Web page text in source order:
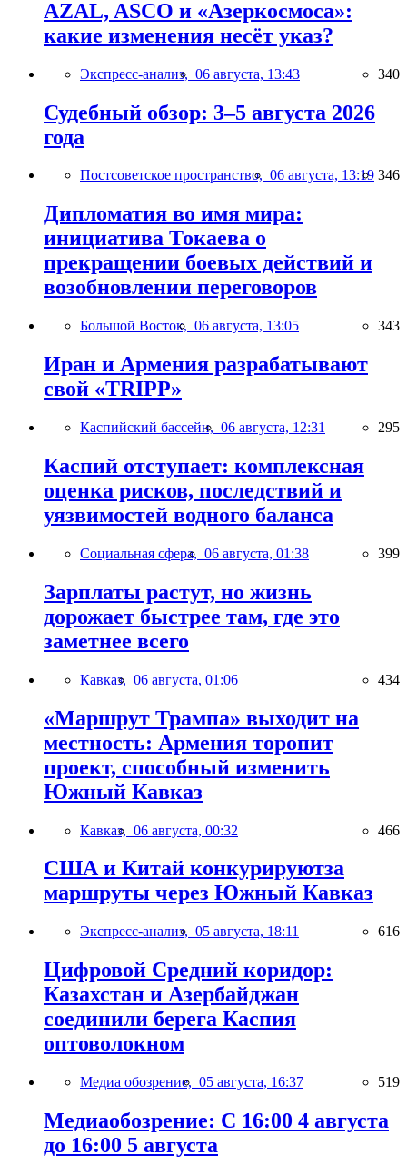
AZAL, ASCO и «Азеркосмоса»:
какие изменения несёт указ?
Экспресс-анализ, 06 августа, 13:43 340
Судебный обзор: 3–5 августа 2026
года
Постсоветское пространство, 06 августа, 13:19 346
Дипломатия во имя мира:
инициатива Токаева о
прекращении боевых действий и
возобновлении переговоров
Большой Восток, 06 августа, 13:05 343
Иран и Армения разрабатывают
свой «TRIPP»
Каспийский бассейн, 06 августа, 12:31 295
Каспий отступает: комплексная
оценка рисков, последствий и
уязвимостей водного баланса
Социальная сфера, 06 августа, 01:38 399
Зарплаты растут, но жизнь
дорожает быстрее там, где это
заметнее всего
Кавказ, 06 августа, 01:06 434
«Маршрут Трампа» выходит на
местность: Армения торопит
проект, способный изменить
Южный Кавказ
Кавказ, 06 августа, 00:32 466
США и Китай конкурируютза
маршруты через Южный Кавказ
Экспресс-анализ, 05 августа, 18:11 616
Цифровой Средний коридор:
Казахстан и Азербайджан
соединили берега Каспия
оптоволокном
Медиа обозрение, 05 августа, 16:37 519
Медиаобозрение: С 16:00 4 августа
до 16:00 5 августа